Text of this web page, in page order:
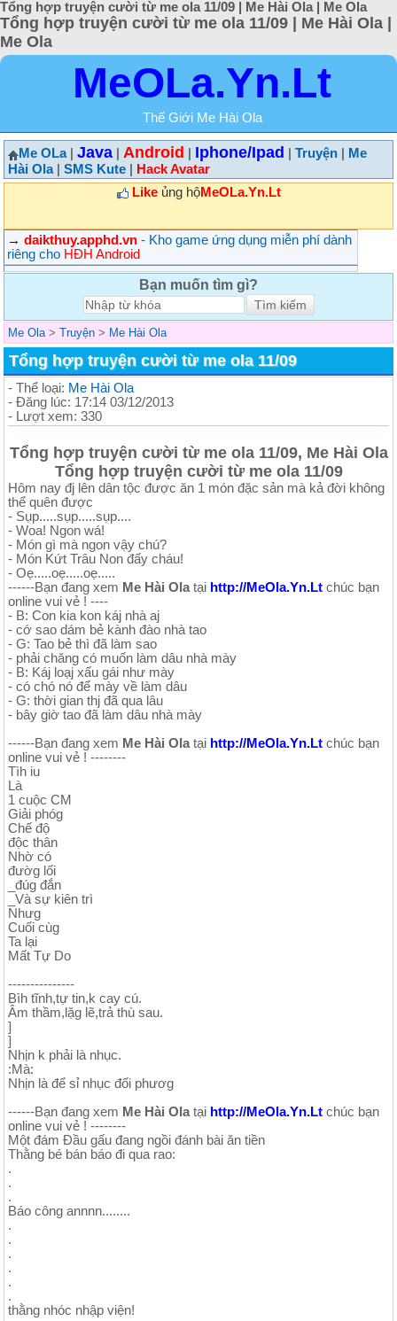
Tổng hợp truyện cười từ me ola 11/09 | Me Hài Ola | Me Ola
Tổng hợp truyện cười từ me ola 11/09 | Me Hài Ola |
Me Ola
MeOLa.Yn.Lt
Thế Giới Me Hài Ola
Me OLa| Java Android Iphone/Ipad Truyện
Me
Hài Ola| SMS Kute
Hack Avatar
Likeủng hộMeOLa.Yn.Lt
→ daikthuy.apphd.vn - Kho game ứng dụng miễn phí dành
riêng cho HĐH Android
Bạn muốn tìm gì?
Me Ola > Truyện > Me Hài Ola
Tổng hợp truyện cười từ me ola 11/09
- Thể loại: Me Hài Ola
- Đăng lúc: 17:14 03/12/2013
- Lượt xem: 330
Tổng hợp truyện cười từ me ola 11/09, Me Hài Ola
Tổng hợp truyện cười từ me ola 11/09
Hôm nay đj lên dân tộc được ăn 1 món đặc sản mà kả đời không
thể quên được
- Sụp.....sụp.....sụp....
- Woa! Ngon wá!
- Món gì mà ngon vậy chú?
- Món Kứt Trâu Non đấy cháu!
- Oẹ.....oẹ.....oẹ.....
------Bạn đang xem Me Hài Ola tại http://MeOla.Yn.Lt chúc bạn
online vui vẻ ! ----
- B: Con kia kon káj nhà aj
- cớ sao dám bẻ kành đào nhà tao
- G: Tao bẻ thì đã làm sao
- phải chăng có muốn làm dâu nhà mày
- B: Káj loạj xấu gái như mày
- có chó nó để mày về làm dâu
- G: thời gian thj đã qua lâu
- bây giờ tao đã làm dâu nhà mày
------Bạn đang xem Me Hài Ola tại http://MeOla.Yn.Lt chúc bạn
online vui vẻ ! --------
Tìh iu
Là
1 cuộc CM
Giải phóg
Chế độ
độc thân
Nhờ có
đườg lối
_đúg đắn
_Và sự kiên trì
Nhưg
Cuối cùg
Ta lại
Mất Tự Do
---------------
Bìh tĩnh,tự tin,k cay cú.
Âm thầm,lặg lẽ,trả thù sau.
]
]
Nhịn k phải là nhục.
:Mà:
Nhịn là để sỉ nhục đối phươg
------Bạn đang xem Me Hài Ola tại http://MeOla.Yn.Lt chúc bạn
online vui vẻ ! --------
Một đám Đầu gấu đang ngồi đánh bài ăn tiền
Thằng bé bán báo đi qua rao:
.
.
.
Báo công annnn........
.
.
.
.
.
.
thằng nhóc nhập viện!